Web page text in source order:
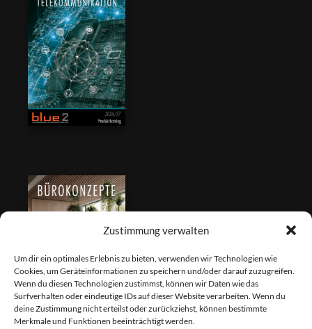
Zustimmung verwalten
Um dir ein optimales Erlebnis zu bieten, verwenden wir Technologien wie
Cookies, um Geräteinformationen zu speichern und/oder darauf zuzugreifen.
Wenn du diesen Technologien zustimmst, können wir Daten wie das
Surfverhalten oder eindeutige IDs auf dieser Website verarbeiten. Wenn du
deine Zustimmung nicht erteilst oder zurückziehst, können bestimmte
Merkmale und Funktionen beeinträchtigt werden.